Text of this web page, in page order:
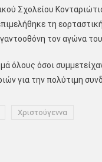
Σχολείου
τη
τον αγώνα
όλους όσοι
για την πολύτιμη
Χριστούγεννα